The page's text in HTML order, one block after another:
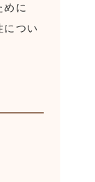
めに
につい